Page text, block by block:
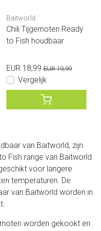
Baitworld
Chili Tijgernoten Ready
to Fish houdbaar
EUR 18,99 EUR 19,99
Vergelijk
van Baitworld, zijn
Fish range van Baitworld
voor langere
temperaturen. De
van Baitworld worden in
worden gekookt en